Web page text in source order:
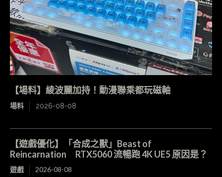
【場料】綾波麗加持！動漫聯乘都玩磁軸
場料 2026-08-08
【遊戲優化】「合成之獸」Beast of
Reincarnation RTX5060 流暢跑 4K UE5 原因是？
遊戲 2026-08-08